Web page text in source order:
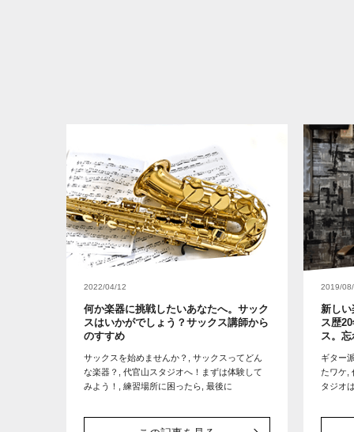
2022/04/12
何か楽器に挑戦したいあなたへ。サック
スはいかがでしょう？サックス講師から
のすすめ
サックスを始めませんか？, サックスってどん
な楽器？, 代官山スタジオへ！まずは体験して
みよう！, 練習場所に困ったら, 最後に
2019/
新しい
ス歴
ス。
ギター
たワケ,
タジオ